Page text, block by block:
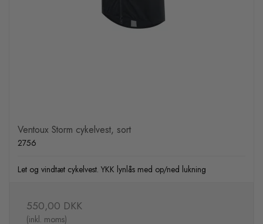
Ventoux Storm cykelvest, sort
2756
Let og vindtæt cykelvest. YKK lynlås med op/ned lukning
550,00 DKK
(inkl. moms)